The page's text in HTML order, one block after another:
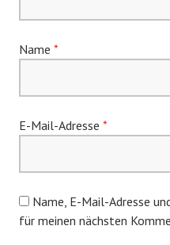
Name *
E-Mail-Adresse *
Name, E-Mail-Adresse
für meinen nächsten